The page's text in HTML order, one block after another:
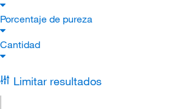
Porcentaje de pureza
Cantidad
Limitar resultados